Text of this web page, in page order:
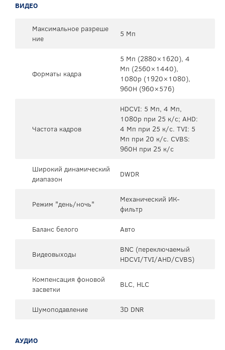
ВИДЕО
Максимальное разреше
ние
5 Мп
Форматы кадра
5 Mп (2880×1620), 4
Mп (2560×1440),
1080p (1920×1080),
960H (960×576)
Частота кадров
HDCVI: 5 Мп, 4 Мп,
1080p при 25 к/с; AHD:
4 Мп при 25 к/с. TVI: 5
Мп при 20 к/с. CVBS:
960H при 25 к/с
Широкий динамический
диапазон
DWDR
Режим "день/ночь"
Механический ИК-
фильтр
Баланс белого
Авто
Видеовыходы
BNC (переключаемый
HDCVI/TVI/AHD/CVBS)
Компенсация фоновой
засветки
BLC, HLC
Шумоподавление 3D DNR
АУДИО